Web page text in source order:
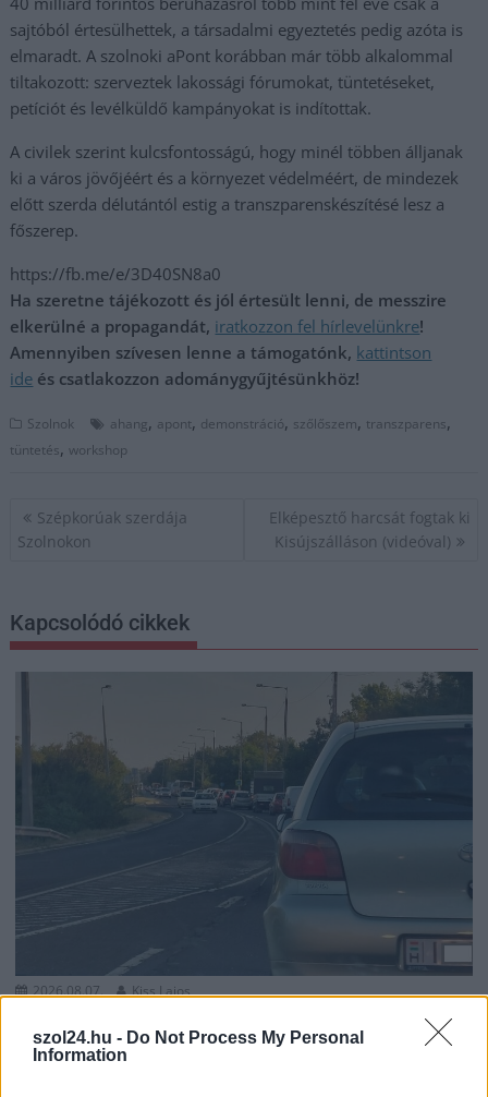
szol24.hu - Do Not Process My Personal
Information
sajtóból értesülhettek, a társadalmi egyeztetés pedig azóta is
elmaradt. A szolnoki aPont korábban már több alkalommal
tiltakozott: szerveztek lakossági fórumokat, tüntetéseket,
petíciót és levélküldő kampányokat is indítottak.
A civilek szerint kulcsfontosságú, hogy minél többen álljanak
ki a város jövőjéért és a környezet védelméért, de mindezek
előtt szerda délutántól estig a transzparenskészítésé lesz a
főszerep.
https://fb.me/e/3D40SN8a0
Ha szeretne tájékozott és jól értesült lenni, de messzire
elkerülné a propagandát, iratkozzon fel hírlevelünkre!
Amennyiben szívesen lenne a támogatónk, kattintson
ide és csatlakozzon adománygyűjtésünkhöz!
Szolnok ahang, apont, demonstráció, szőlőszem, transzparens,
tüntetés,workshop
Bejegyzés
navigáció
Szépkorúak szerdája
Szolnokon
Elképesztő harcsát fogtak ki
Kisújszálláson (videóval)
Kapcsolódó cikkek
2026.08.07. Kiss Lajos
részlegesen lezárnak a napokban, a közlekedés az
átlagost is meghaladó mértékben lebénul